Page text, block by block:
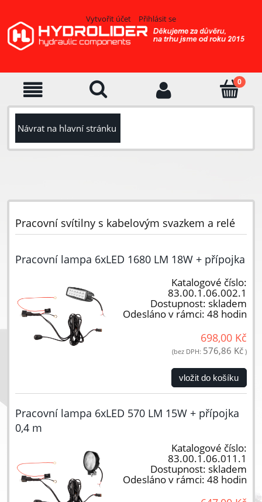
Vytvořit účet Přihlásit se
Návrat na hlavní stránku
Pracovní svítilny s kabelovým svazkem a relé
Pracovní lampa 6xLED 1680 LM 18W + přípojka
Katalogové číslo:
83.00.1.06.002.1
Dostupnost: skladem
Odesláno v rámci: 48 hodin
698,00 Kč
(bez DPH: 576,86 Kč )
vložit do košíku
Pracovní lampa 6xLED 570 LM 15W + přípojka
0,4 m
Katalogové číslo:
83.00.1.06.011.1
Dostupnost: skladem
Odesláno v rámci: 48 hodin